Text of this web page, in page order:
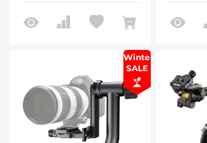
liberação rápida de
panorâmica 360 para
(modelo atualizado
TM2324)
Winter
SALE